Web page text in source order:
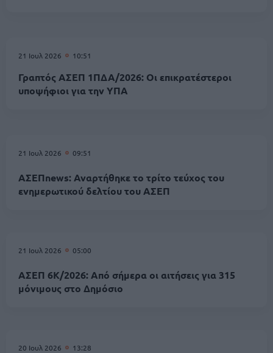
21 Ιουλ 2026 10:51
Γραπτός ΑΣΕΠ 1ΠΔΑ/2026: Οι επικρατέστεροι
υποψήφιοι για την ΥΠΑ
21 Ιουλ 2026 09:51
ΑΣΕΠnews: Αναρτήθηκε το τρίτο τεύχος του
ενημερωτικού δελτίου του ΑΣΕΠ
21 Ιουλ 2026 05:00
ΑΣΕΠ 6Κ/2026: Από σήμερα οι αιτήσεις για 315
μόνιμους στο Δημόσιο
20 Ιουλ 2026 13:28